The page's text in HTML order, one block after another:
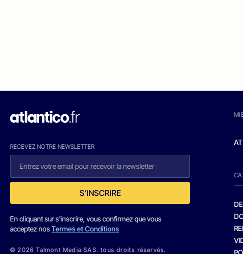
RECEVEZ NOTRE NEWSLETTER
S'INSCRIRE
En cliquant sur s'inscrire, vous confirmez que vous
acceptez nosTermes et Conditions
© 2026 Talmont Media SAS. tous droits réservés.